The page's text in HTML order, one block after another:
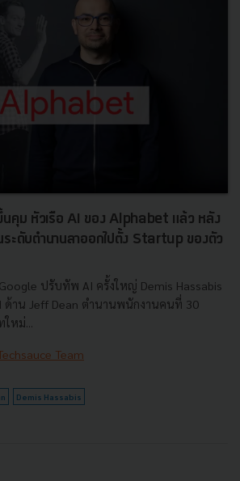
คุม หัวเรือ AI ของ Alphabet แล้ว หลัง
ะดับตำนานลาออกไปตั้ง Startup ของตัว
ปรับทัพ AI ครั้งใหญ่ Demis Hassabis
ด้าน Jeff Dean ตำนานพนักงานคนที่ 30
หม่...
Team
Demis Hassabis